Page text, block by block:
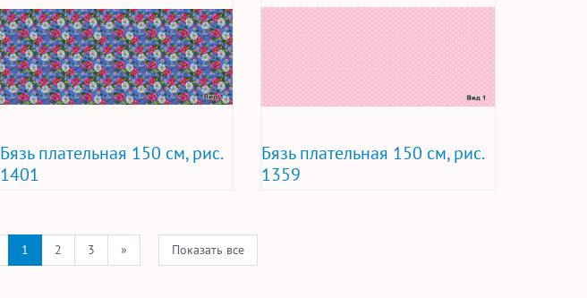
Бязь плательная 150 см, рис.
1401
Бязь плательная 150 см, рис.
1359
1 2 3 » Показать все